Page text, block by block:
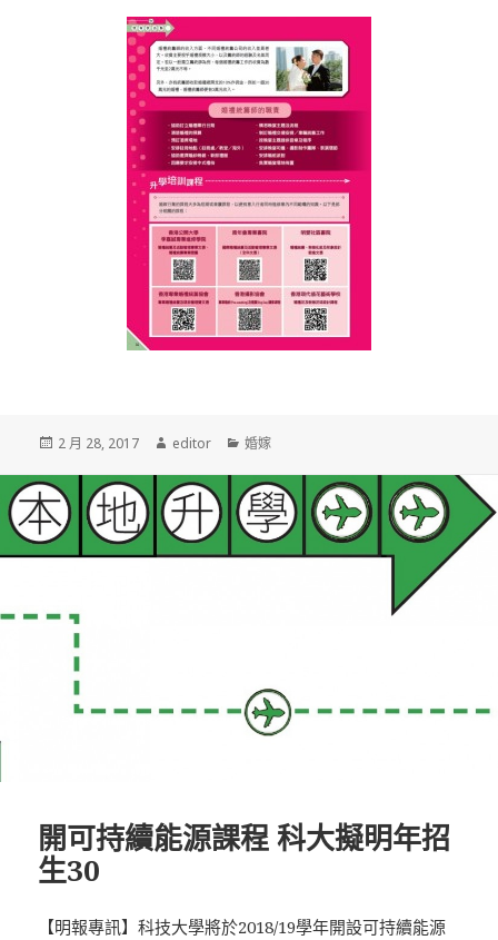
發
於
2 月 28, 2017
作
editor
分
婚嫁
開可持續能源課程 科大擬明年招
生30
【明報專訊】科技大學將於2018/19學年開設可持續能源